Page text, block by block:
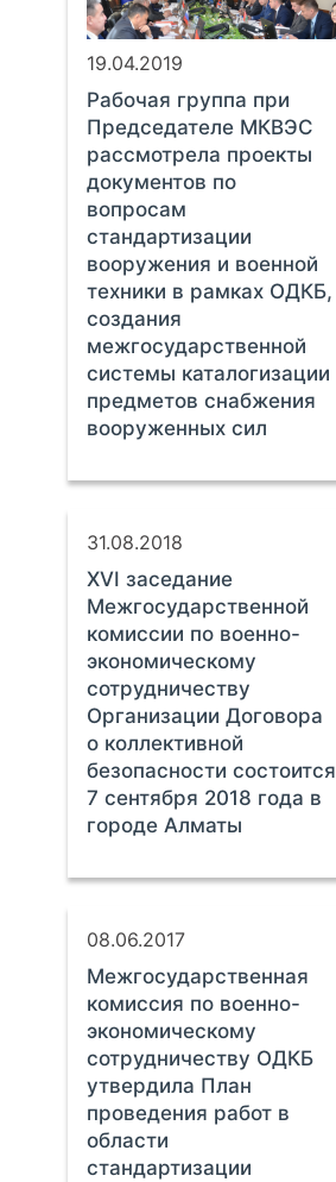
19.04.2019
Рабочая группа при
Председателе МКВЭС
рассмотрела проекты
документов по
вопросам
стандартизации
вооружения и военной
техники в рамках ОДКБ,
создания
межгосударственной
системы каталогизации
предметов снабжения
вооруженных сил
31.08.2018
ХVI заседание
Межгосударственной
комиссии по военно-
экономическому
сотрудничеству
Организации Договора
о коллективной
безопасности состоится
7 сентября 2018 года в
городе Алматы
08.06.2017
Межгосударственная
комиссия по военно-
экономическому
сотрудничеству ОДКБ
утвердила План
проведения работ в
области
стандартизации